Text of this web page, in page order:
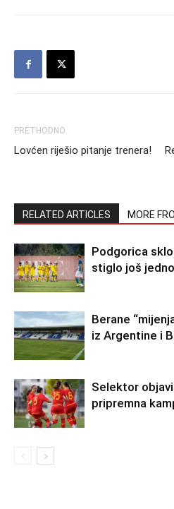
PRETHODNO
Lovćen riješio pitanje trenera!
RELATED ARTICLES MORE
Podgorica
stiglo još
Berane
iz Argentine i
Selektor
pripremna